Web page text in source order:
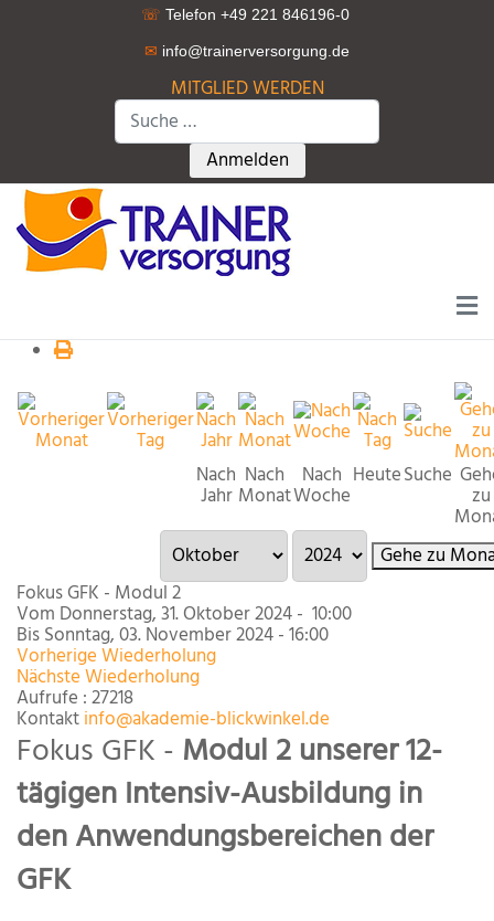
☏ Telefon +49 221 846196-0
✉ info@trainerversorgung.de
MITGLIED WERDEN
Suchen
Type 2 or more characters for
Anmelden
Nach
Jahr
Nach
Monat
Nach
Woche
HeuteSuche
zu
Gehe zu
Fokus GFK - Modul 2
Vom Donnerstag, 31. Oktober 2024 - 10:00
Bis Sonntag, 03. November 2024 - 16:00
Vorherige Wiederholung
Nächste Wiederholung
Aufrufe : 27218
Kontaktinfo@akademie-blickwinkel.de
Fokus GFK - Modul 2 unserer 12-
tägigen Intensiv-Ausbildung in
den Anwendungsbereichen der
GFK